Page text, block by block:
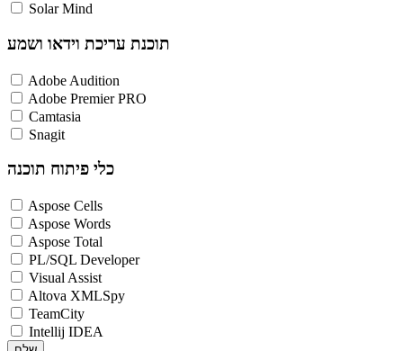
Solar Mind
תוכנת עריכת וידאו ושמע
Adobe Audition
Adobe Premier PRO
Camtasia
Snagit
כלי פיתוח תוכנה
Aspose Cells
Aspose Words
Aspose Total
PL/SQL Developer
Visual Assist
Altova XMLSpy
TeamCity
Intellij IDEA